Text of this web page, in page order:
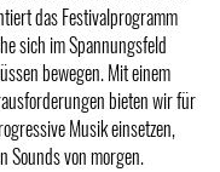
das Festivalprogramm
sich im Spannungsfeld
bewegen. Mit einem
bieten wir für
Musik einsetzen,
Sounds von morgen.